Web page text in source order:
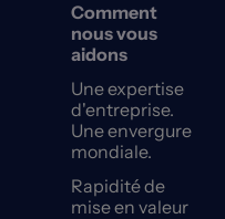
Comment
nous vous
aidons
Une expertise
d'entreprise.
Une envergure
mondiale.
Rapidité de
mise en valeur